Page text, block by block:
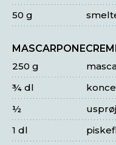
50 g
250 g
¾ dl
½
1 dl